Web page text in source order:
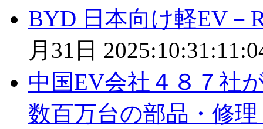
BYD 日本向け軽EV
月31日
中国EV会社４８７
数百万台の部品・修